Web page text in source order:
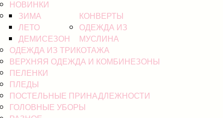
НОВИНКИ
КОНВЕРТЫ
ЗИМА
ЛЕТО
ДЕМИСЕЗОН
ОДЕЖДА ИЗ
МУСЛИНА
ОДЕЖДА ИЗ ТРИКОТАЖА
ВЕРХНЯЯ ОДЕЖДА И КОМБИНЕЗОНЫ
ПЕЛЕНКИ
ПЛЕДЫ
ПОСТЕЛЬНЫЕ ПРИНАДЛЕЖНОСТИ
ГОЛОВНЫЕ УБОРЫ